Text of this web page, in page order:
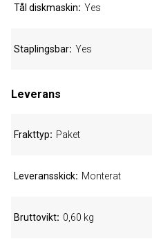
Tål diskmaskin Yes
Staplingsbar Yes
Leverans
Frakttyp Paket
Leveransskick Monterat
Bruttovikt 0,60 kg